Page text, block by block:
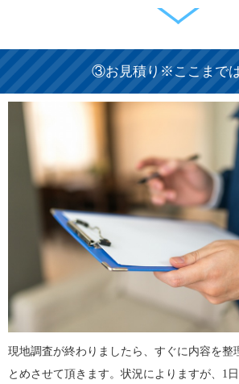
③お見積り※ここまで
現地調査が終わりましたら、すぐに内容を整
とめさせて頂きます。状況によりますが、1